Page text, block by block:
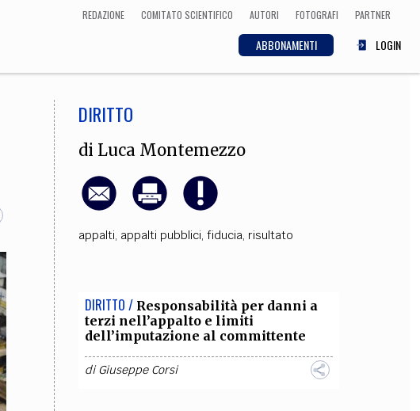
REDAZIONE COMITATO SCIENTIFICO AUTORI FOTOGRAFI PARTNER
ABBONAMENTI LOGIN
ECONOMIA
Biologia, Cifrematica,
CULTURA
Arte, Cinema, Musica,
DIRITTO
di Luca Montemezzo
appalti, appalti pubblici, fiducia, risultato
DIRITTO / Responsabilità per danni a
terzi nell’appalto e limiti
dell’imputazione al committente
diGiuseppe Corsi